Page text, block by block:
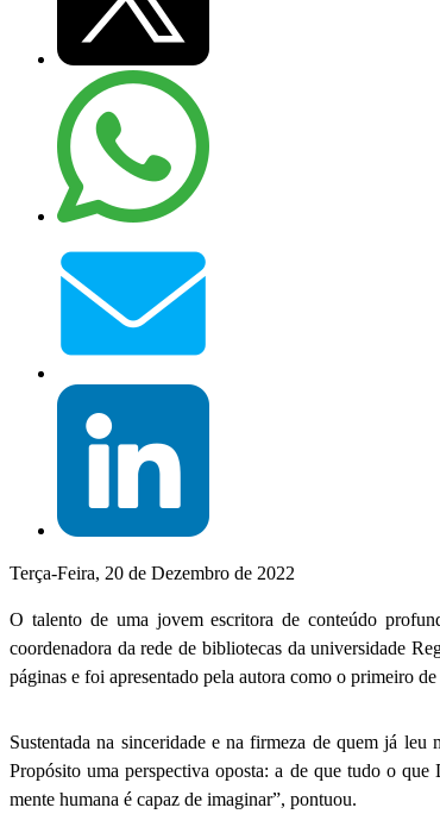
Terça-Feira, 20 de Dezembro de 2022
O talento de uma jovem escritora de conteúdo
coordenadora da rede de bibliotecas da universidade
páginas e foi apresentado pela autora como o primeiro
Sustentada na sinceridade e na firmeza de quem já
Propósito uma perspectiva oposta: a de que tudo o
mente humana é capaz de imaginar”, pontuou.